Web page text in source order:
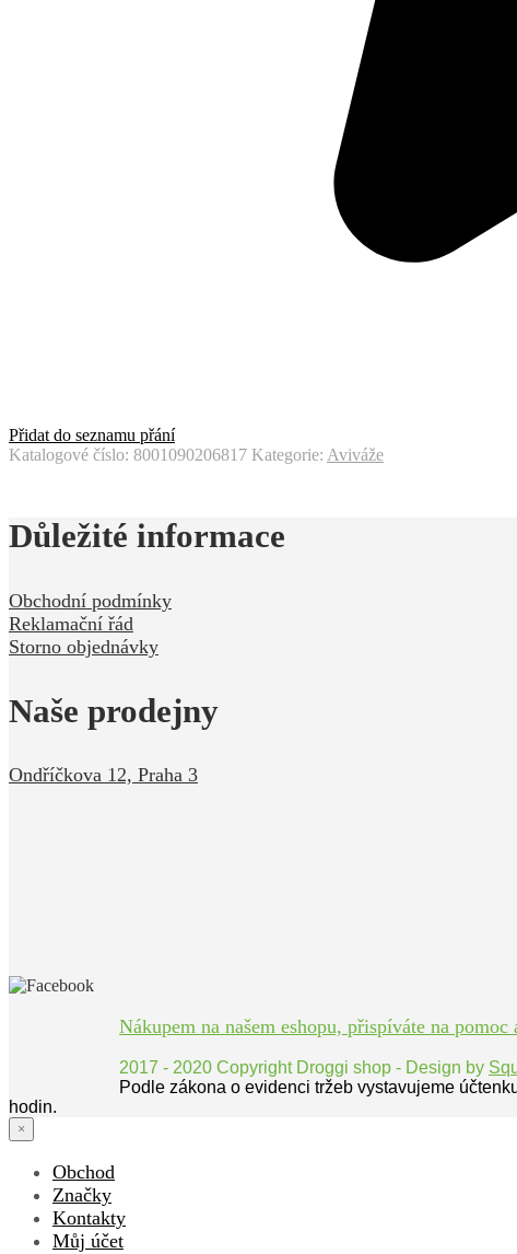
Přidat do seznamu přání
Katalogové číslo: 8001090206817 Kategorie: Aviváže
Důležité informace
Obchodní podmínky
Reklamační řád
Storno objednávky
Naše prodejny
Ondříčkova 12, Praha 3
Nákupem na našem eshopu, přispíváte na
2017 - 2020 Copyright Droggi shop - Design by
Podle zákona o evidenci tržeb vystavujeme
hodin.
×
Obchod
Značky
Kontakty
Můj účet